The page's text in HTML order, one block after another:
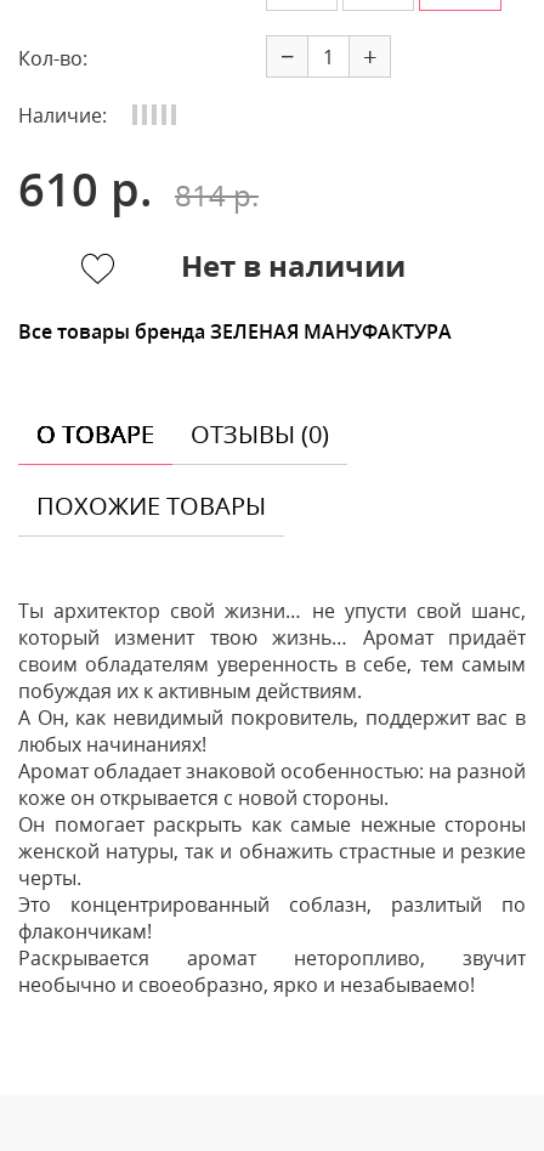
Кол-во: − +
Наличие:
610 р.
814 р.
Нет в наличии
Все товары бренда ЗЕЛЕНАЯ МАНУФАКТУРА
О ТОВАРЕ ОТЗЫВЫ (0)
ПОХОЖИЕ ТОВАРЫ
Ты архитектор свой жизни… не упусти свой шанс,
который изменит твою жизнь… Аромат придаёт
своим обладателям уверенность в себе, тем самым
побуждая их к активным действиям.
А Он, как невидимый покровитель, поддержит вас в
любых начинаниях!
Аромат обладает знаковой особенностью: на разной
коже он открывается с новой стороны.
Он помогает раскрыть как самые нежные стороны
женской натуры, так и обнажить страстные и резкие
черты.
Это концентрированный соблазн, разлитый по
флакончикам!
Раскрывается аромат неторопливо, звучит
необычно и своеобразно, ярко и незабываемо!